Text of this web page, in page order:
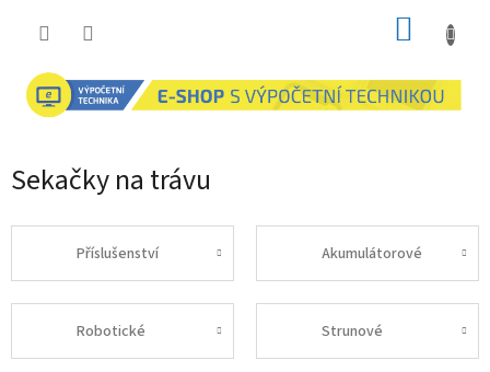
Sekačky na trávu
Příslušenství Akumulátorové
Robotické Strunové